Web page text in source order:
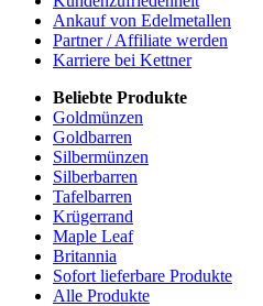
Ankauf von Edelmetallen
Partner / Affiliate werden
Karriere bei Kettner
Beliebte Produkte
Goldmünzen
Goldbarren
Silbermünzen
Silberbarren
Tafelbarren
Krügerrand
Maple Leaf
Britannia
Sofort lieferbare Produkte
Alle Produkte